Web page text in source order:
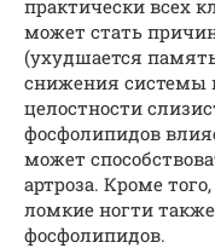
практически всех
может стать
(ухудшается
снижения системы
целостности
фосфолипидов
может
артроза. Кроме
ломкие ногти
фосфолипидов.